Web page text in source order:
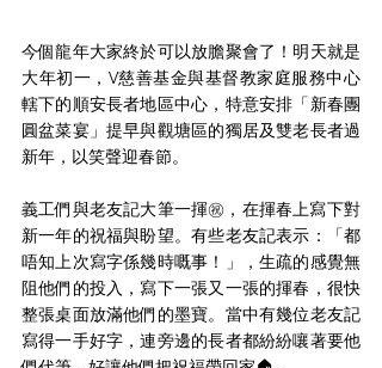
今個龍年大家終於可以放膽聚會了！明天就是
大年初一，V慈善基金與基督教家庭服務中心
轄下的順安長者地區中心，特意安排「新春團
圓盆菜宴」提早與觀塘區的獨居及雙老長者過
新年，以笑聲迎春節。
義工們與老友記大筆一揮㊗️，在揮春上寫下對
新一年的祝福與盼望。有些老友記表示：「都
唔知上次寫字係幾時嘅事！」，生疏的感覺無
阻他們的投入，寫下一張又一張的揮春，很快
整張桌面放滿他們的墨寶。當中有幾位老友記
寫得一手好字，連旁邊的長者都紛紛嚷著要他